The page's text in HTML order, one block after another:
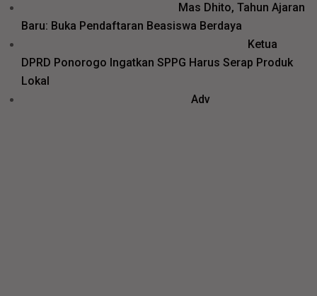
Mas Dhito, Tahun Ajaran
Baru: Buka Pendaftaran Beasiswa Berdaya
Ketua
DPRD Ponorogo Ingatkan SPPG Harus Serap Produk
Lokal
Adv